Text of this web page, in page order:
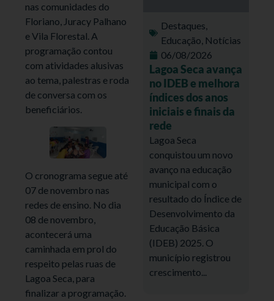
nas comunidades do
Floriano, Juracy Palhano
e Vila Florestal. A
programação contou
com atividades alusivas
ao tema, palestras e roda
de conversa com os
beneficiários.
O cronograma segue até
07 de novembro nas
redes de ensino. No dia
08 de novembro,
acontecerá uma
caminhada em prol do
respeito pelas ruas de
Lagoa Seca, para
finalizar a programação.
Destaques,
Educação, Notícias
06/08/2026
Lagoa Seca avança
no IDEB e melhora
índices dos anos
iniciais e finais da
rede
Lagoa Seca
conquistou um novo
avanço na educação
municipal com o
resultado do Índice de
Desenvolvimento da
Educação Básica
(IDEB) 2025. O
município registrou
crescimento...